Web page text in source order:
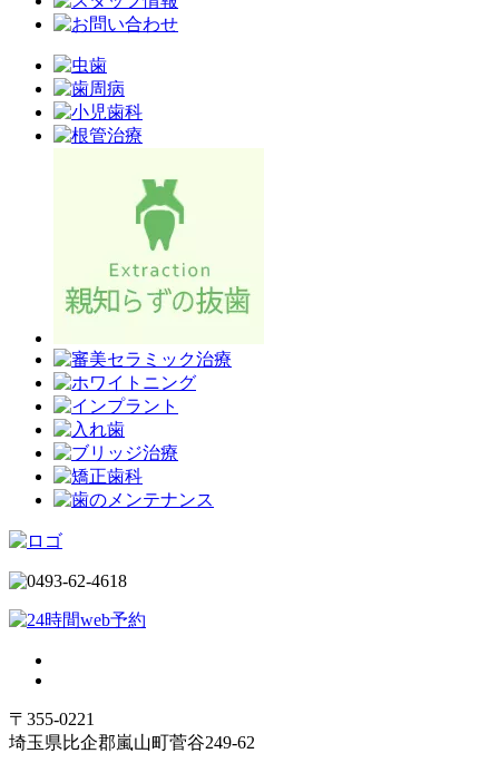
〒355-0221
埼玉県比企郡嵐山町菅谷249-62